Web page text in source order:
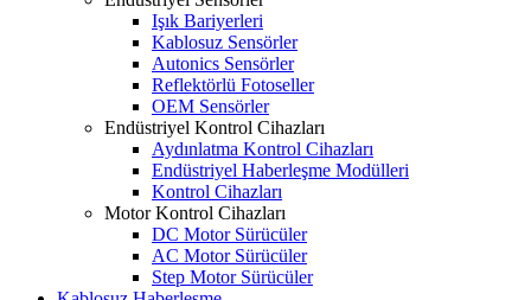
Işık Bariyerleri
Kablosuz Sensörler
Autonics Sensörler
Reflektörlü Fotoseller
OEM Sensörler
Endüstriyel Kontrol Cihazları
Aydınlatma Kontrol Cihazları
Endüstriyel Haberleşme Modülleri
Kontrol Cihazları
Motor Kontrol Cihazları
DC Motor Sürücüler
AC Motor Sürücüler
Step Motor Sürücüler